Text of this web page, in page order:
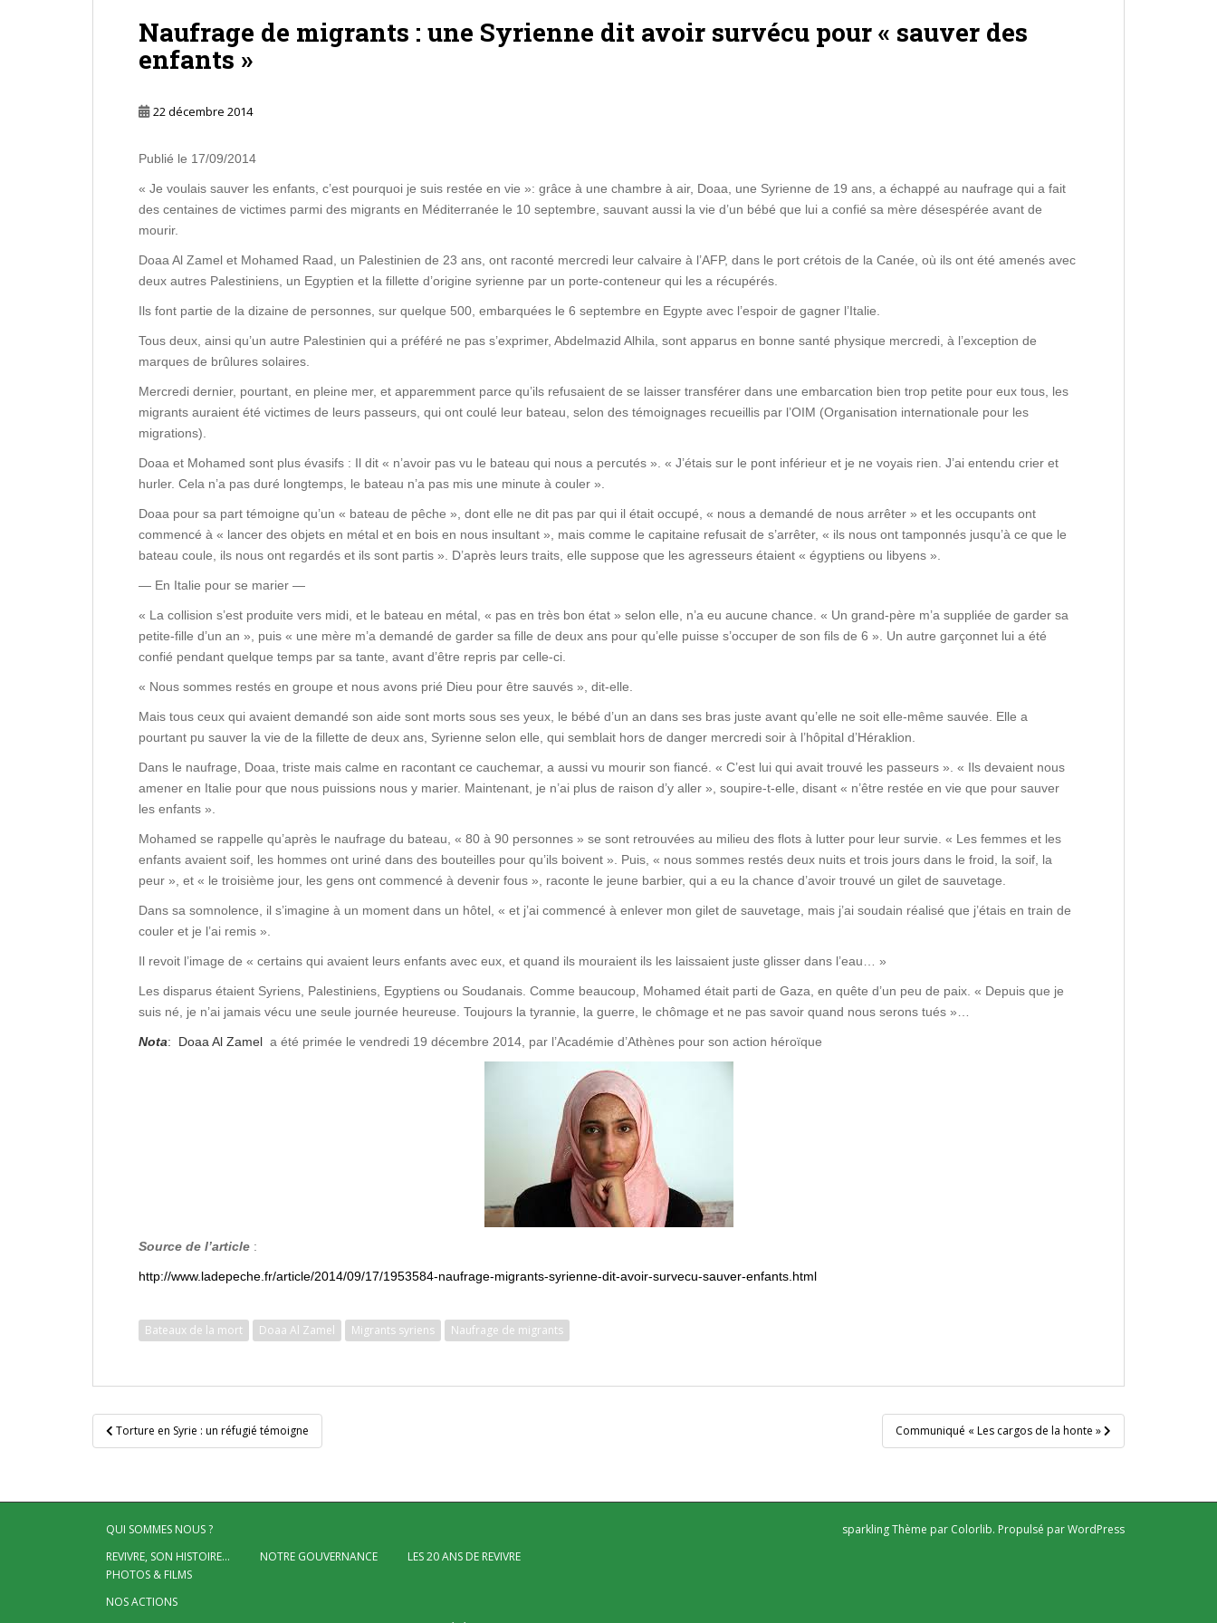
Naufrage de migrants : une Syrienne dit avoir survécu pour « sauver des
enfants »
22 décembre 2014
Publié le 17/09/2014
« Je voulais sauver les enfants, c’est pourquoi je suis restée en vie »: grâce à une chambre à air, Doaa, une Syrienne de 19 ans, a échappé au naufrage qui a fait
des centaines de victimes parmi des migrants en Méditerranée le 10 septembre, sauvant aussi la vie d’un bébé que lui a confié sa mère désespérée avant de
mourir.
Doaa Al Zamel et Mohamed Raad, un Palestinien de 23 ans, ont raconté mercredi leur calvaire à l’AFP, dans le port crétois de la Canée, où ils ont été amenés avec
deux autres Palestiniens, un Egyptien et la fillette d’origine syrienne par un porte-conteneur qui les a récupérés.
Ils font partie de la dizaine de personnes, sur quelque 500, embarquées le 6 septembre en Egypte avec l’espoir de gagner l’Italie.
Tous deux, ainsi qu’un autre Palestinien qui a préféré ne pas s’exprimer, Abdelmazid Alhila, sont apparus en bonne santé physique mercredi, à l’exception de
marques de brûlures solaires.
Mercredi dernier, pourtant, en pleine mer, et apparemment parce qu’ils refusaient de se laisser transférer dans une embarcation bien trop petite pour eux tous, les
migrants auraient été victimes de leurs passeurs, qui ont coulé leur bateau, selon des témoignages recueillis par l’OIM (Organisation internationale pour les
migrations).
Doaa et Mohamed sont plus évasifs : Il dit « n’avoir pas vu le bateau qui nous a percutés ». « J’étais sur le pont inférieur et je ne voyais rien. J’ai entendu crier et
hurler. Cela n’a pas duré longtemps, le bateau n’a pas mis une minute à couler ».
Doaa pour sa part témoigne qu’un « bateau de pêche », dont elle ne dit pas par qui il était occupé, « nous a demandé de nous arrêter » et les occupants ont
commencé à « lancer des objets en métal et en bois en nous insultant », mais comme le capitaine refusait de s’arrêter, « ils nous ont tamponnés jusqu’à ce que le
bateau coule, ils nous ont regardés et ils sont partis ». D’après leurs traits, elle suppose que les agresseurs étaient « égyptiens ou libyens ».
— En Italie pour se marier —
« La collision s’est produite vers midi, et le bateau en métal, « pas en très bon état » selon elle, n’a eu aucune chance. « Un grand-père m’a suppliée de garder sa
petite-fille d’un an », puis « une mère m’a demandé de garder sa fille de deux ans pour qu’elle puisse s’occuper de son fils de 6 ». Un autre garçonnet lui a été
confié pendant quelque temps par sa tante, avant d’être repris par celle-ci.
« Nous sommes restés en groupe et nous avons prié Dieu pour être sauvés », dit-elle.
Mais tous ceux qui avaient demandé son aide sont morts sous ses yeux, le bébé d’un an dans ses bras juste avant qu’elle ne soit elle-même sauvée. Elle a
pourtant pu sauver la vie de la fillette de deux ans, Syrienne selon elle, qui semblait hors de danger mercredi soir à l’hôpital d’Héraklion.
Dans le naufrage, Doaa, triste mais calme en racontant ce cauchemar, a aussi vu mourir son fiancé. « C’est lui qui avait trouvé les passeurs ». « Ils devaient nous
amener en Italie pour que nous puissions nous y marier. Maintenant, je n’ai plus de raison d’y aller », soupire-t-elle, disant « n’être restée en vie que pour sauver
les enfants ».
Mohamed se rappelle qu’après le naufrage du bateau, « 80 à 90 personnes » se sont retrouvées au milieu des flots à lutter pour leur survie. « Les femmes et les
enfants avaient soif, les hommes ont uriné dans des bouteilles pour qu’ils boivent ». Puis, « nous sommes restés deux nuits et trois jours dans le froid, la soif, la
peur », et « le troisième jour, les gens ont commencé à devenir fous », raconte le jeune barbier, qui a eu la chance d’avoir trouvé un gilet de sauvetage.
Dans sa somnolence, il s’imagine à un moment dans un hôtel, « et j’ai commencé à enlever mon gilet de sauvetage, mais j’ai soudain réalisé que j’étais en train de
couler et je l’ai remis ».
Il revoit l’image de « certains qui avaient leurs enfants avec eux, et quand ils mouraient ils les laissaient juste glisser dans l’eau… »
Les disparus étaient Syriens, Palestiniens, Egyptiens ou Soudanais. Comme beaucoup, Mohamed était parti de Gaza, en quête d’un peu de paix. « Depuis que je
suis né, je n’ai jamais vécu une seule journée heureuse. Toujours la tyrannie, la guerre, le chômage et ne pas savoir quand nous serons tués »…
Nota: Doaa Al Zamel a été primée le vendredi 19 décembre 2014, par l’Académie d’Athènes pour son action héroïque
Source de l’article :
http://www.ladepeche.fr/article/2014/09/17/1953584-naufrage-migrants-syrienne-dit-avoir-survecu-sauver-enfants.html
Bateaux de la mort Doaa Al Zamel Migrants syriens Naufrage de migrants
Navigation
de
Torture en Syrie : un réfugié témoigne Communiqué « Les cargos de la honte »
QUI SOMMES NOUS ?
REVIVRE, SON HISTOIRE…
NOTRE GOUVERNANCE
LES 20 ANS DE REVIVRE
PHOTOS & FILMS
NOS ACTIONS
sparkling Thème par Colorlib. Propulsé parWordPress